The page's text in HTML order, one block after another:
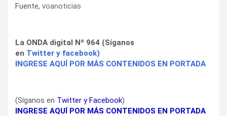
Fuente, voanoticias
La ONDA digital Nº 964 (Síganos
en Twitter y facebook)
INGRESE AQUÍ POR MÁS CONTENIDOS EN PORTADA
(Síganos en Twitter yFacebook)
INGRESE AQUÍ POR MÁS CONTENIDOS EN PORTADA